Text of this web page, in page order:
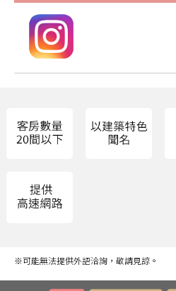
※可能無法提供外語洽詢，敬請見諒。